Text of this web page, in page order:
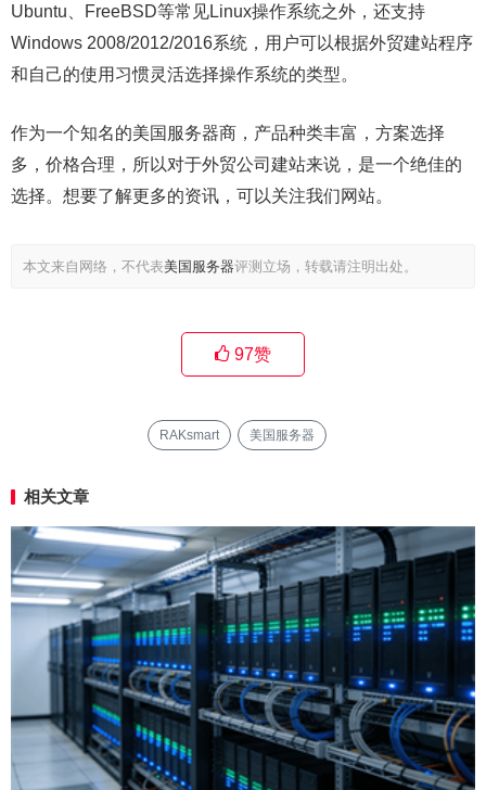
Ubuntu、FreeBSD等常见Linux操作系统之外，还支持
Windows 2008/2012/2016系统，用户可以根据外贸建站程序
和自己的使用习惯灵活选择操作系统的类型。
作为一个知名的美国服务器商，产品种类丰富，方案选择
多，价格合理，所以对于外贸公司建站来说，是一个绝佳的
选择。想要了解更多的资讯，可以关注我们网站。
本文来自网络，不代表美国服务器评测立场，转载请注明出处。
97赞
RAKsmart 美国服务器
相关文章